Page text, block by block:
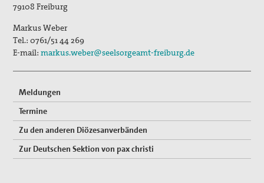
Minderheiten, Migration und Flucht
Rüstungsexporte
Ökumene
2024_Zur Seligsprechung Max Josef Metzgers: Seine
Bedeutung als Vordenker und Vorkämpfer für Frieden
und Ökumene
79108 Freiburg
Markus Weber
Tel.:0761/51 44 269
E-mail:markus.weber@seelsorgeamt-freiburg.de
Meldungen
Termine
Zu den anderen Diözesanverbänden
Zur Deutschen Sektion von pax christi